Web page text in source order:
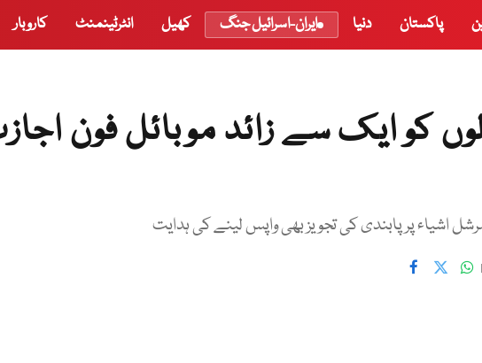
پاکستان دنیا ایران-اسرائیل جنگ کھیل انٹرٹینمنٹ کاروبار
کو ایک سے زائد موبائل فون